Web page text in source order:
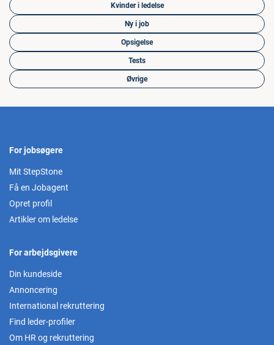
Kvinder i ledelse
Ny i job
Opsigelse
Tests
Øvrige
For jobsøgere
Mit StepStone
Få en Jobagent
Opret profil
Artikler om ledelse
For arbejdsgivere
Din kundeside
Annoncering
International rekruttering
Find leder-profiler
Om HR og rekruttering